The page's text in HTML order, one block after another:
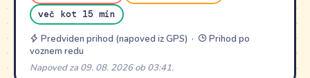
več kot 15 min
Predviden prihod (napoved iz GPS) ·
Prihod po
voznem redu
Napoved za 09. 08. 2026 ob 03:41.